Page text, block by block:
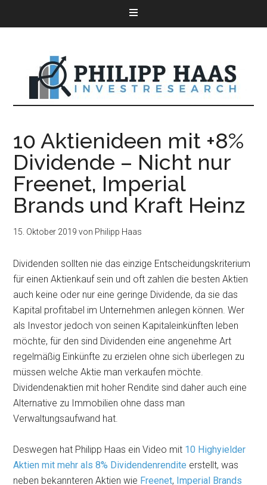
10 Aktienideen mit +8%
Dividende – Nicht nur
Freenet, Imperial
Brands und Kraft Heinz
15. Oktober 2019 von Philipp Haas
Dividenden sollten nie das einzige Entscheidungskriterium
für einen Aktienkauf sein und oft zahlen die besten Aktien
auch keine oder nur eine geringe Dividende, da sie das
Kapital profitabel im Unternehmen anlegen können. Wer
als Investor jedoch von seinen Kapitaleinkünften leben
möchte, für den sind Dividenden eine angenehme Art
regelmäßig Einkünfte zu erzielen ohne sich überlegen zu
müssen welche Aktie man verkaufen möchte.
Dividendenaktien mit hoher Rendite sind daher auch eine
Alternative zu Immobilien ohne dass man
Verwaltungsaufwand hat.
Deswegen hat Philipp Haas ein Video mit 10 Highyielder
Aktien mit mehr als 8% Dividendenrendite erstellt, was
neben bekannteren Aktien wie Freenet, Imperial Brands